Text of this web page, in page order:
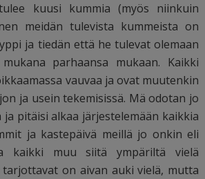
kuusi kummia (myös niinkuin
meidän tulevista kummeista on
ja tiedän että he tulevat olemaan
parhaansa mukaan. Kaikki
vauvaa ja ovat muutenkin
ja usein tekemisissä. Mä odotan jo
pitäisi alkaa järjestelemään kaikkia
ja kastepäivä meillä jo onkin eli
kaikki muu siitä ympäriltä vielä
on aivan auki vielä, mutta